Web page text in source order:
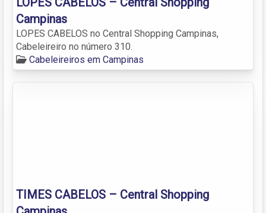
Campinas
LOPES CABELOS no Central Shopping Campinas,
Cabeleireiro no número 310.
Cabeleireiros em Campinas
TIMES CABELOS – Central Shopping